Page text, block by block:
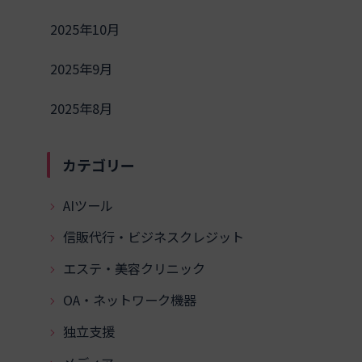
2025年10月
2025年9月
2025年8月
カテゴリー
AIツール
信販代行・ビジネスクレジット
エステ・美容クリニック
OA・ネットワーク機器
独立支援